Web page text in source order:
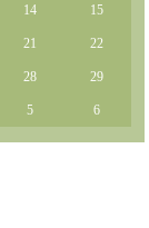
14 15
21 22
28 29
5 6